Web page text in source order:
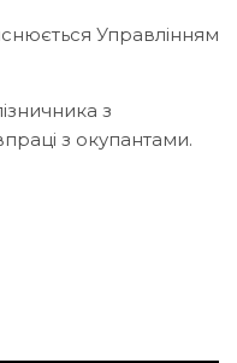
Управлінням
з
з окупантами.